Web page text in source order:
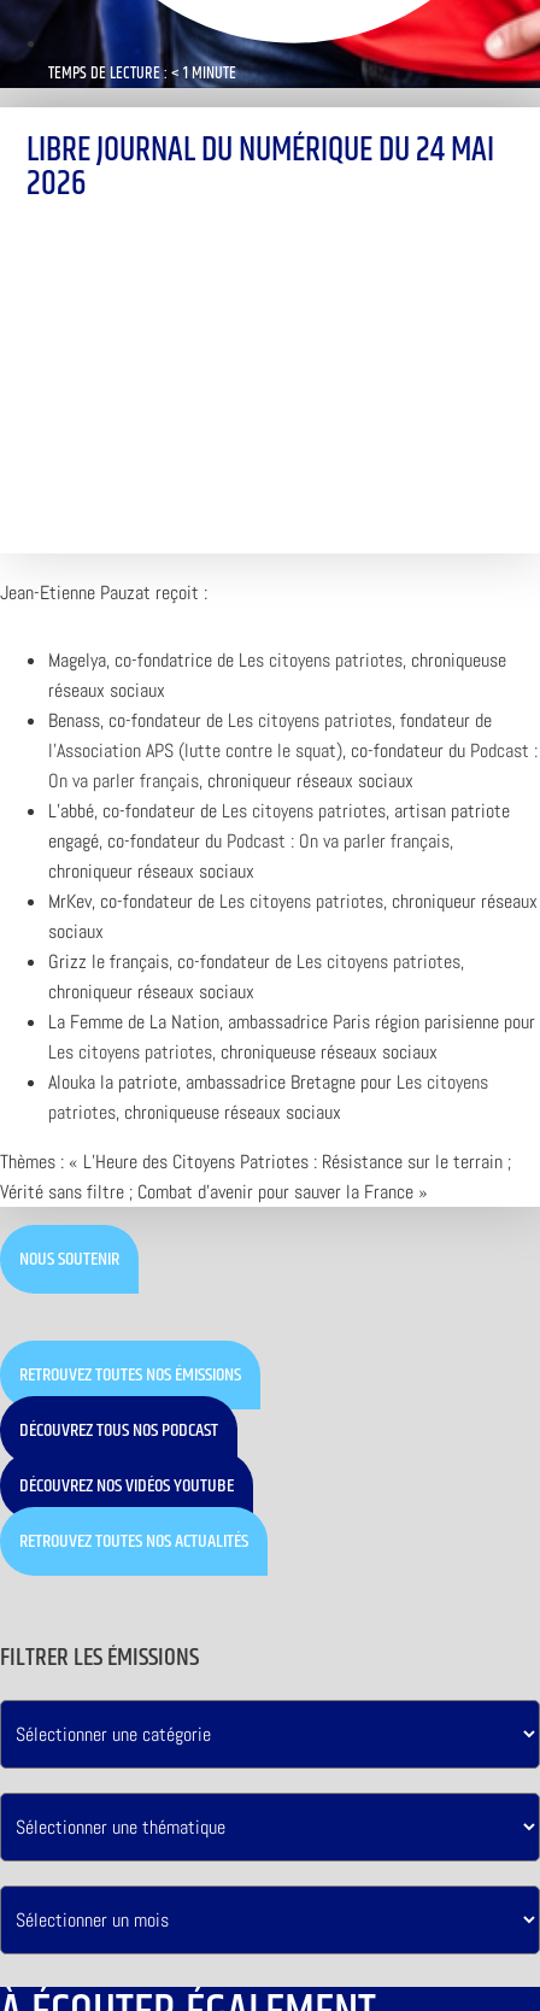
TEMPS DE LECTURE : < 1 MINUTE
LIBRE JOURNAL DU NUMÉRIQUE DU 24 MAI
2026
Jean-Etienne Pauzat reçoit :
Magelya, co-fondatrice de Les citoyens patriotes, chroniqueuse
réseaux sociaux
Benass, co-fondateur de Les citoyens patriotes, fondateur de
l’Association APS (lutte contre le squat), co-fondateur du Podcast :
On va parler français, chroniqueur réseaux sociaux
L’abbé, co-fondateur de Les citoyens patriotes, artisan patriote
engagé, co-fondateur du Podcast : On va parler français,
chroniqueur réseaux sociaux
MrKev, co-fondateur de Les citoyens patriotes, chroniqueur réseaux
sociaux
Grizz le français, co-fondateur de Les citoyens patriotes,
chroniqueur réseaux sociaux
La Femme de La Nation, ambassadrice Paris région parisienne pour
Les citoyens patriotes, chroniqueuse réseaux sociaux
Alouka la patriote, ambassadrice Bretagne pour Les citoyens
patriotes, chroniqueuse réseaux sociaux
Thèmes : « L’Heure des Citoyens Patriotes : Résistance sur le terrain ;
Vérité sans filtre ; Combat d’avenir pour sauver la France »
NOUS SOUTENIR
RETROUVEZ TOUTES NOS ÉMISSIONS
DÉCOUVREZ TOUS NOS PODCAST
DÉCOUVREZ NOS VIDÉOS YOUTUBE
RETROUVEZ TOUTES NOS ACTUALITÉS
FILTRER LES ÉMISSIONS